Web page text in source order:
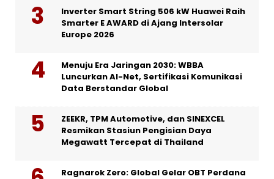
Inverter Smart String 506 kW Huawei Raih
Smarter E AWARD di Ajang Intersolar
Europe 2026
Menuju Era Jaringan 2030: WBBA
Luncurkan AI-Net, Sertifikasi Komunikasi
Data Berstandar Global
ZEEKR, TPM Automotive, dan SINEXCEL
Resmikan Stasiun Pengisian Daya
Megawatt Tercepat di Thailand
Ragnarok Zero: Global Gelar OBT Perdana